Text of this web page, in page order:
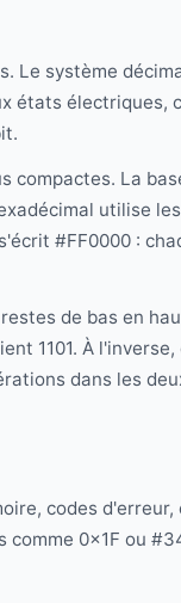
Le système
états électriques,
compactes. La
utilise
#FF0000 :
de bas en
1101. À
dans les
codes
0x1F ou